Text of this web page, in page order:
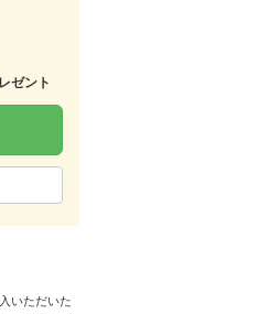
ゼント
いただいた